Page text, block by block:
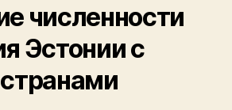
численности
Эстонии с